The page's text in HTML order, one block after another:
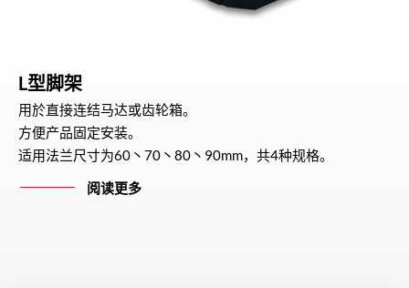
L型脚架
用於直接连结马达或齿轮箱。
方便产品固定安装。
适用法兰尺寸为60丶70丶80丶90mm，共4种规格。
阅读更多